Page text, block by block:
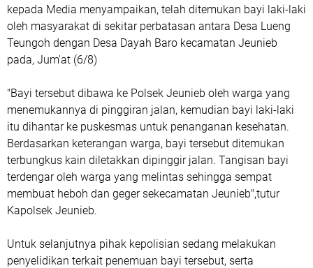
kepada Media menyampaikan, telah ditemukan bayi laki-laki
oleh masyarakat di sekitar perbatasan antara Desa Lueng
Teungoh dengan Desa Dayah Baro kecamatan Jeunieb
pada, Jum'at (6/8)
"Bayi tersebut dibawa ke Polsek Jeunieb oleh warga yang
menemukannya di pinggiran jalan, kemudian bayi laki-laki
itu dihantar ke puskesmas untuk penanganan kesehatan.
Berdasarkan keterangan warga, bayi tersebut ditemukan
terbungkus kain diletakkan dipinggir jalan. Tangisan bayi
terdengar oleh warga yang melintas sehingga sempat
membuat heboh dan geger sekecamatan Jeunieb",tutur
Kapolsek Jeunieb.
Untuk selanjutnya pihak kepolisian sedang melakukan
penyelidikan terkait penemuan bayi tersebut, serta